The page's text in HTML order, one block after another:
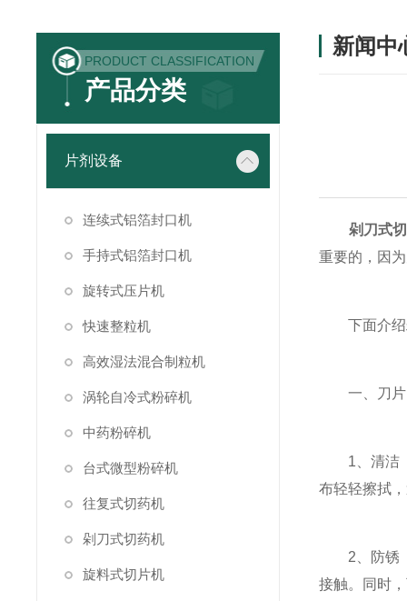
PRODUCT CLASSIFICATION
产品分类
片剂设备
连续式铝箔封口机
手持式铝箔封口机
旋转式压片机
快速整粒机
高效湿法混合制粒机
涡轮自冷式粉碎机
中药粉碎机
台式微型粉碎机
往复式切药机
剁刀式切药机
旋料式切片机
新闻中
剁刀式
重要的，因
下面介绍
一、刀片
1、清洁：
布轻轻擦拭
2、防锈：
接触。同时